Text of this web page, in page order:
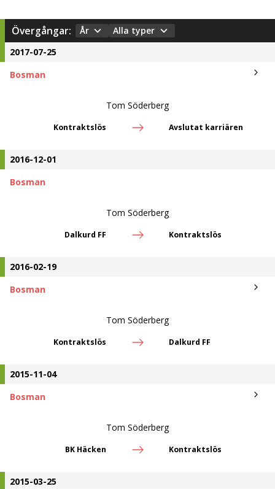
Övergångar: År
Alla typer
2017-07-25
Bosman
Tom Söderberg
Kontraktslös Avslutat karriären
2016-12-01
Bosman
Tom Söderberg
Dalkurd FF Kontraktslös
2016-02-19
Bosman
Tom Söderberg
Kontraktslös Dalkurd FF
2015-11-04
Bosman
Tom Söderberg
BK Häcken Kontraktslös
2015-03-25